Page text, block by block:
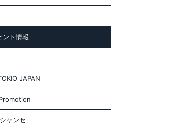
ント情報
JAPAN
ャンセ